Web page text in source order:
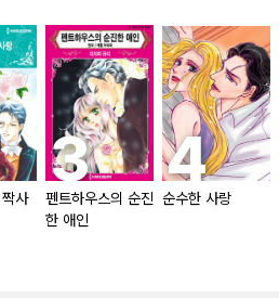
사
펜트하우스의 순진
한 애인
순수한 사랑